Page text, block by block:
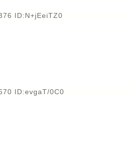
ID:N+jEeiTZ0
ID:evgaT/0C0